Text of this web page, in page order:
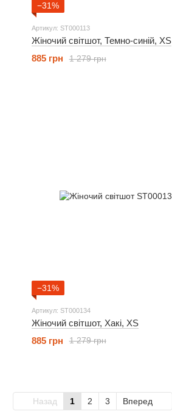
−31%
Артикул: ST000113
Жіночий світшот, Темно-синій, XS
1 279 грн
885 грн
−31%
Артикул: ST000134
Жіночий світшот, Хакі, XS
1 279 грн
885 грн
Назад 1 2 3 Вперед